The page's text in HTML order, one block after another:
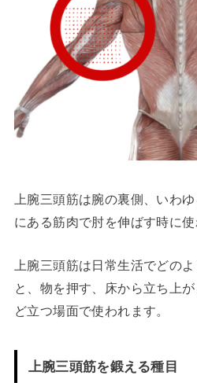
上腕三頭筋は腕の裏側、いわ
にある筋肉で肘を伸ばす時に使
上腕三頭筋は日常生活でどの
と、物を押す、床から立ち上
ど立つ場面で使われます。
上腕三頭筋を鍛える種目